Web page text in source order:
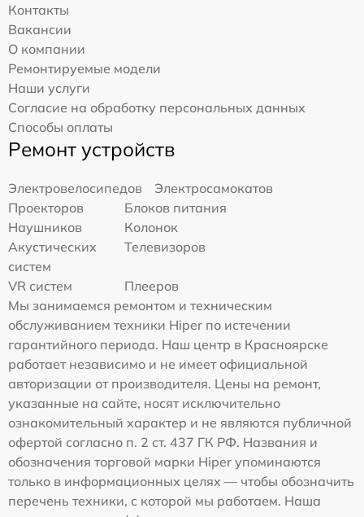
Контакты
Вакансии
О компании
Ремонтируемые модели
Наши услуги
Согласие на обработку персональных данных
Способы оплаты
Ремонт устройств
Электровелосипедов
Электросамокатов
Проекторов
Блоков питания
Наушников
Колонок
Акустических
систем
Телевизоров
VR систем
Плееров
Мы занимаемся ремонтом и техническим
обслуживанием техники Hiper по истечении
гарантийного периода. Наш центр в Красноярске
работает независимо и не имеет официальной
авторизации от производителя. Цены на ремонт,
указанные на сайте, носят исключительно
ознакомительный характер и не являются публичной
офертой согласно п. 2 ст. 437 ГК РФ. Названия и
обозначения торговой марки Hiper упоминаются
только в информационных целях — чтобы обозначить
перечень техники, с которой мы работаем. Наша